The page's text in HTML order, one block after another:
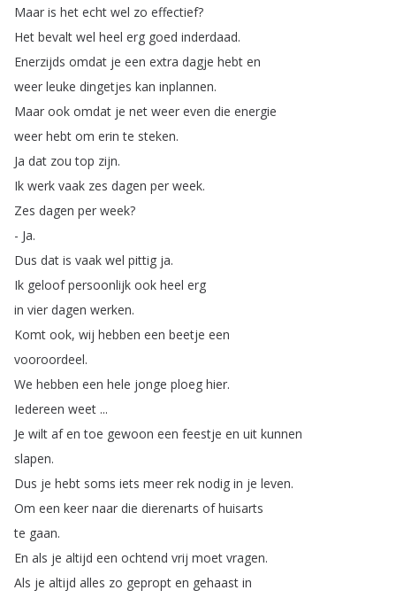
Maar is het echt wel zo effectief?
Het bevalt wel heel erg goed inderdaad.
Enerzijds omdat je een extra dagje hebt en
weer leuke dingetjes kan inplannen.
Maar ook omdat je net weer even die energie
weer hebt om erin te steken.
Ja dat zou top zijn.
Ik werk vaak zes dagen per week.
Zes dagen per week?
- Ja.
Dus dat is vaak wel pittig ja.
Ik geloof persoonlijk ook heel erg
in vier dagen werken.
Komt ook, wij hebben een beetje een
vooroordeel.
We hebben een hele jonge ploeg hier.
Iedereen weet ...
Je wilt af en toe gewoon een feestje en uit kunnen
slapen.
Dus je hebt soms iets meer rek nodig in je leven.
Om een keer naar die dierenarts of huisarts
te gaan.
En als je altijd een ochtend vrij moet vragen.
Als je altijd alles zo gepropt en gehaast in